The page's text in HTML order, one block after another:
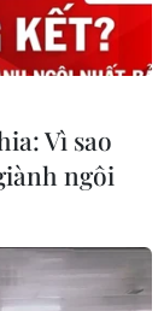
Vì sao
ngôi